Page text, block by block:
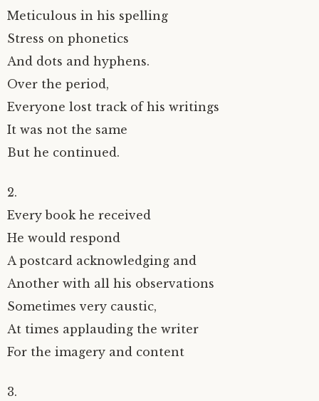
Meticulous in his spelling
Stress on phonetics
And dots and hyphens.
Over the period,
Everyone lost track of his writings
It was not the same
But he continued.
2.
Every book he received
He would respond
A postcard acknowledging and
Another with all his observations
Sometimes very caustic,
At times applauding the writer
For the imagery and content
3.